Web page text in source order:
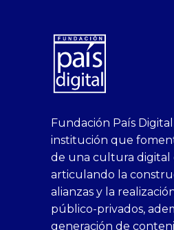
1xbet
canlı
casino
siteleri
bedava
bonus
siteleri
deneme
bonusu
Sikis
siteleri
bonusu
veren
siteler
casino
siteleri
1win
xslot
sahabet
giriş
bonusu
veren
siteler
deneme
bonusu
Deneme
escort
casino
siteleri
bonusu
bahis
siteleri
Hot
Couple
xxx
homemade
porn
on
yenigiris.com
Giriş
bonusu
veren
siteler
deneme
bonusu
veren
Fundación País
institución que
de una cultura digital
articulando la
alianzas y la
público-privados,
generación de